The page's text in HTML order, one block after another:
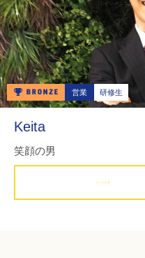
営業 研修生
Keita
笑顔の男
もっとみる